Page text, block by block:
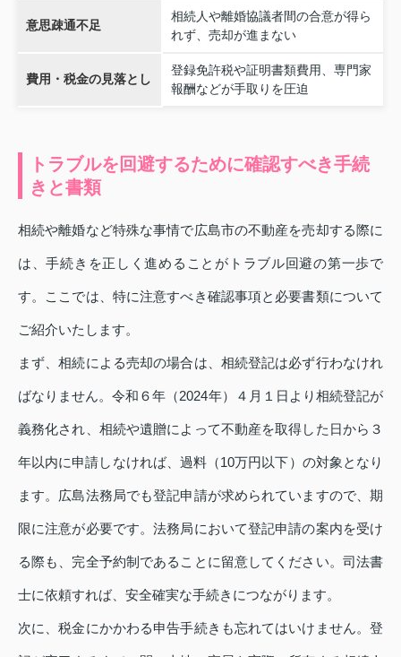
意思疎通不足
相続人や離婚協議者間の合意が得ら
れず、売却が進まない
費用・税金の見落とし
登録免許税や証明書類費用、専門家
報酬などが手取りを圧迫
トラブルを回避するために確認すべき手続
きと書類
相続や離婚など特殊な事情で広島市の不動産を売却する際に
は、手続きを正しく進めることがトラブル回避の第一歩で
す。ここでは、特に注意すべき確認事項と必要書類について
ご紹介いたします。
まず、相続による売却の場合は、相続登記は必ず行わなけれ
ばなりません。令和６年（2024年）４月１日より相続登記が
義務化され、相続や遺贈によって不動産を取得した日から３
年以内に申請しなければ、過料（10万円以下）の対象となり
ます。広島法務局でも登記申請が求められていますので、期
限に注意が必要です。法務局において登記申請の案内を受け
る際も、完全予約制であることに留意してください。司法書
士に依頼すれば、安全確実な手続きにつながります。
次に、税金にかかわる申告手続きも忘れてはいけません。登